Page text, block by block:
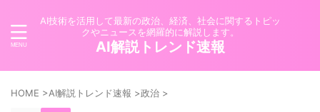
AI技術を活用して最新の政治、経済、社会に関するトピッ
クやニュースを網羅的に解説します。
AI解説トレンド速報
HOME >AI解説トレンド速報 >政治 >